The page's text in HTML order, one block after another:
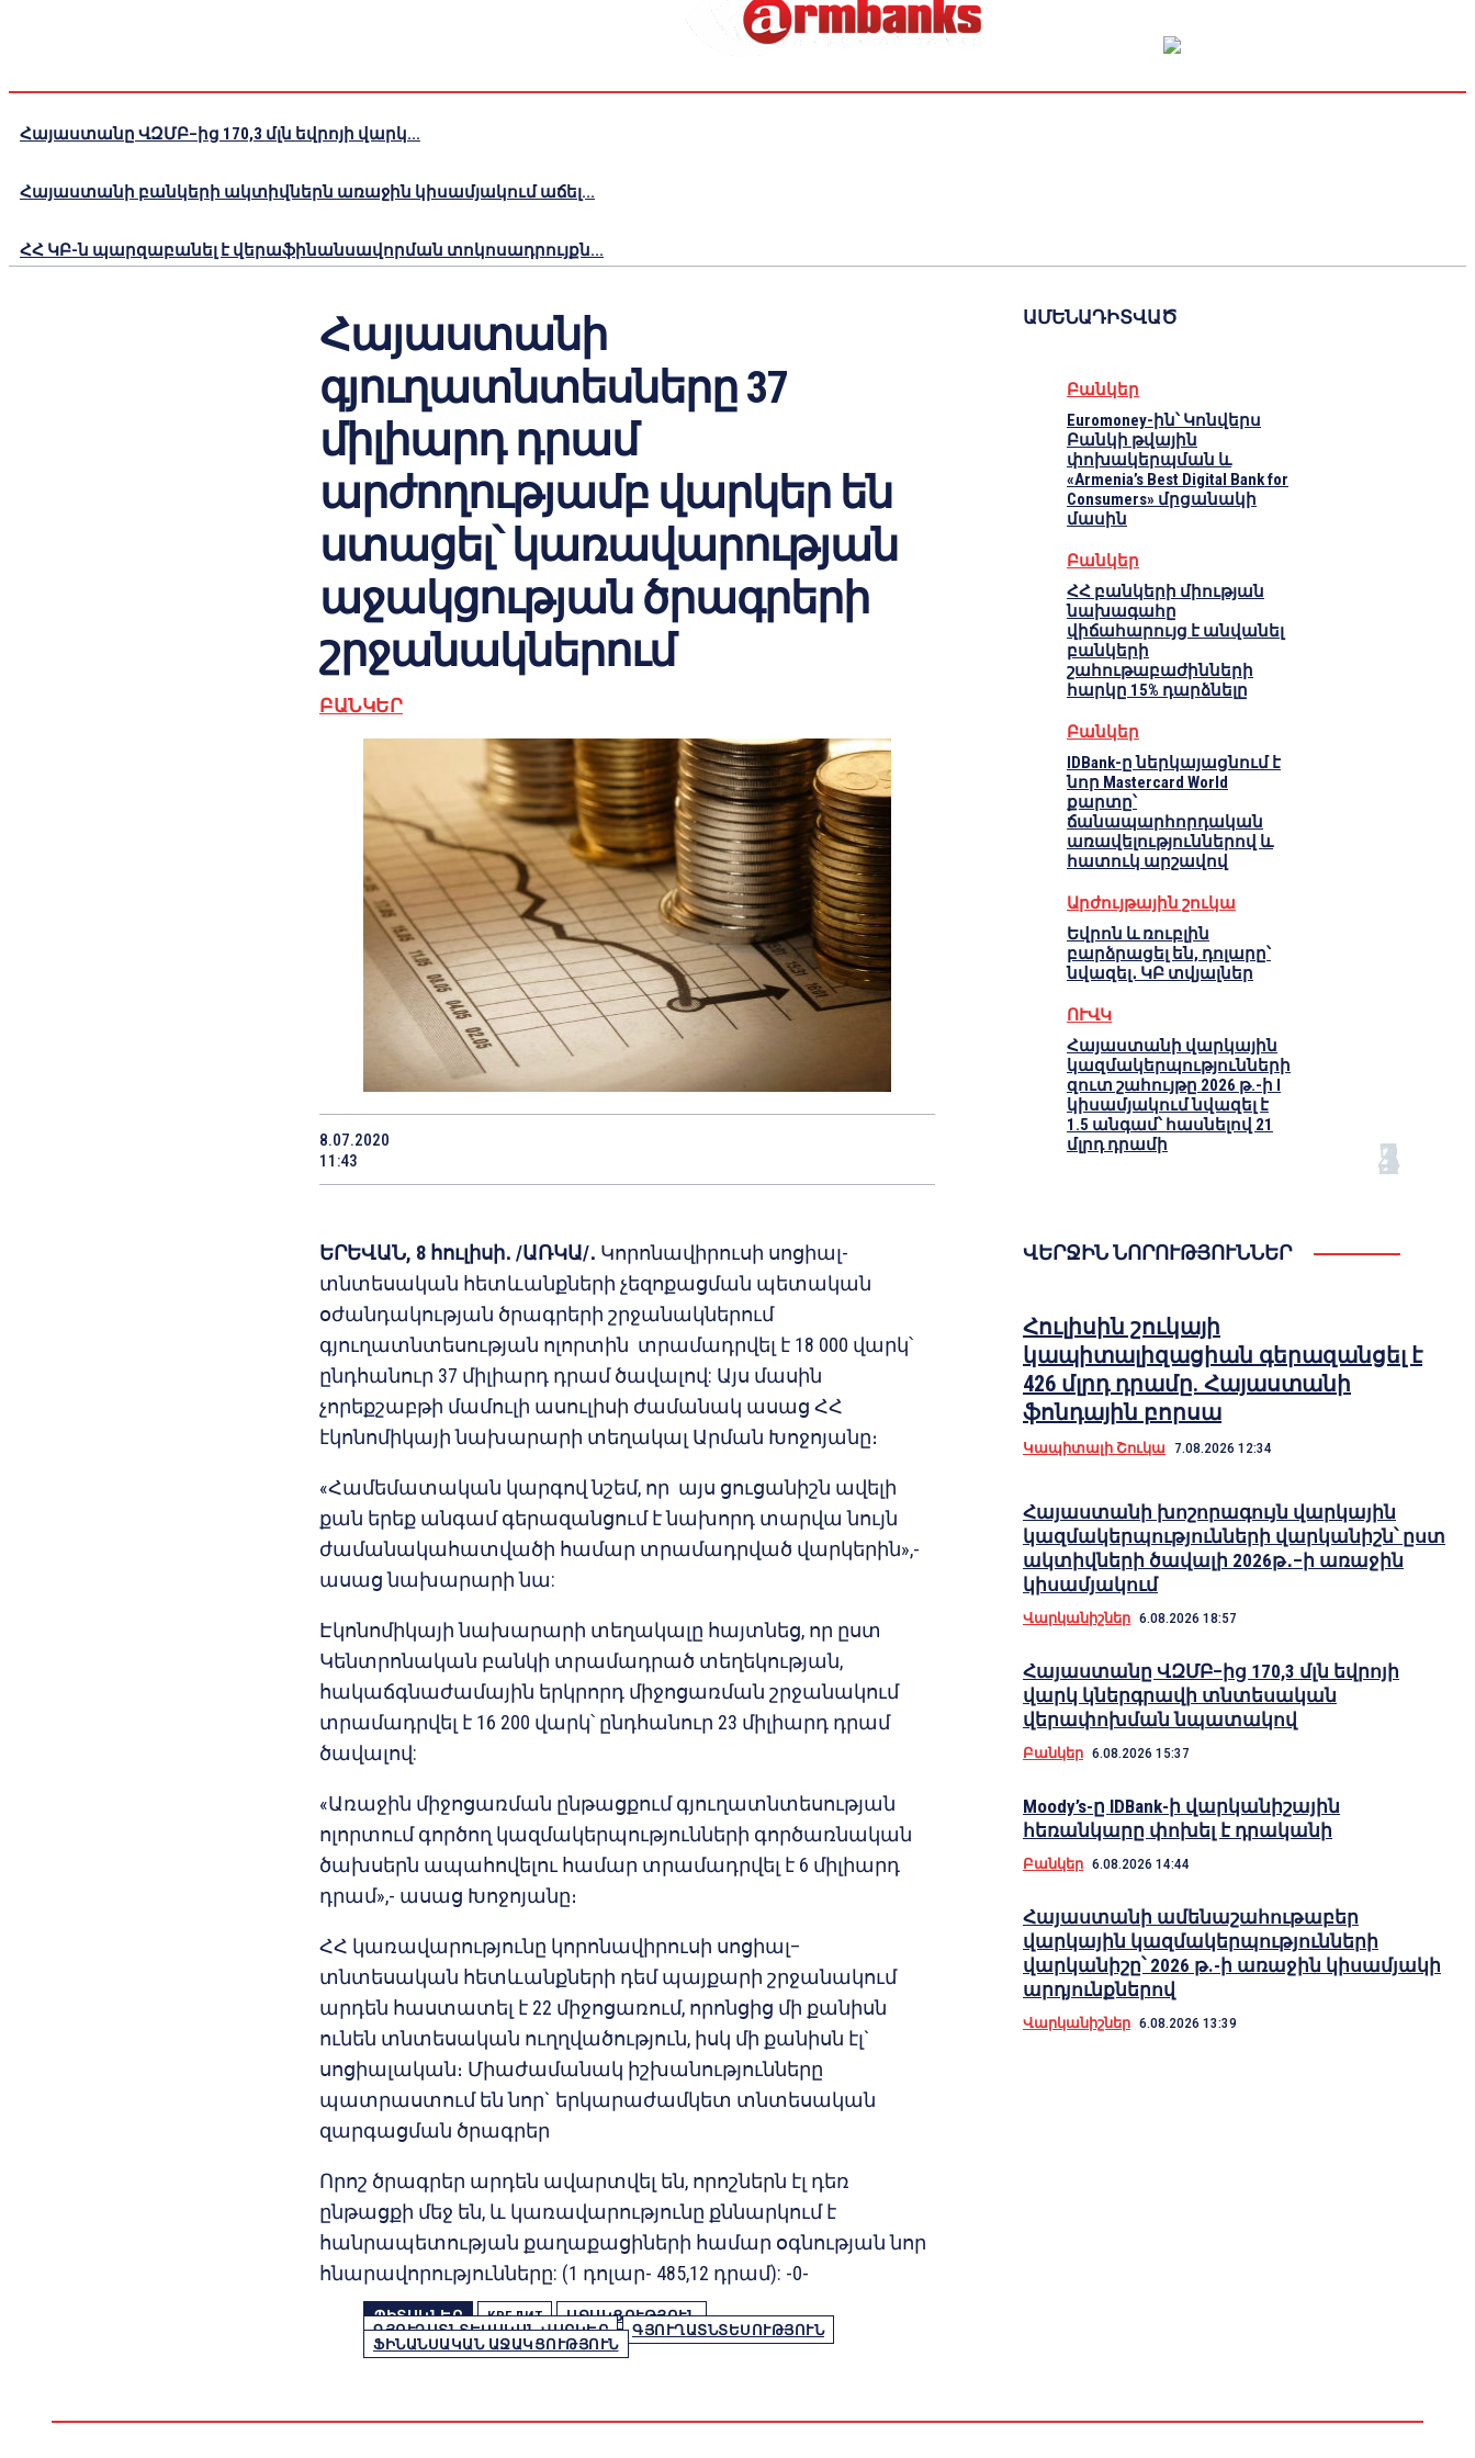
Հայաստանը ՎԶՄԲ–ից 170,3 մլն եվրոյի վարկ...
Հայաստանի բանկերի ակտիվներն առաջին կիսամյակում աճել...
ՀՀ ԿԲ-ն պարզաբանել է վերաֆինանսավորման տոկոսադրույքն...
Հայաստանի
գյուղատնտեսները 37
միլիարդ դրամ
արժողությամբ վարկեր են
ստացել՝ կառավարության
աջակցության ծրագրերի
շրջանակներում
ԲԱՆԿԵՐ
8.07.2020
11:43
ԵՐԵՎԱՆ, 8 հուլիսի․ /ԱՌԿԱ/․ Կորոնավիրուսի սոցիալ-
տնտեսական հետևանքների չեզոքացման պետական
օժանդակության ծրագրերի շրջանակներում
գյուղատնտեսության ոլորտին տրամադրվել է 18 000 վարկ՝
ընդհանուր 37 միլիարդ դրամ ծավալով: Այս մասին
չորեքշաբթի մամուլի ասուլիսի ժամանակ ասաց ՀՀ
էկոնոմիկայի նախարարի տեղակալ Արման Խոջոյանը։
«Համեմատական կարգով նշեմ, որ այս ցուցանիշն ավելի
քան երեք անգամ գերազանցում է նախորդ տարվա նույն
ժամանակահատվածի համար տրամադրված վարկերին»,-
ասաց նախարարի նա:
Էկոնոմիկայի նախարարի տեղակալը հայտնեց, որ ըստ
Կենտրոնական բանկի տրամադրած տեղեկության,
հակաճգնաժամային երկրորդ միջոցառման շրջանակում
տրամադրվել է 16 200 վարկ՝ ընդհանուր 23 միլիարդ դրամ
ծավալով:
«Առաջին միջոցառման ընթացքում գյուղատնտեսության
ոլորտում գործող կազմակերպությունների գործառնական
ծախսերն ապահովելու համար տրամադրվել է 6 միլիարդ
դրամ»,- ասաց Խոջոյանը։
ՀՀ կառավարությունը կորոնավիրուսի սոցիալ–
տնտեսական հետևանքների դեմ պայքարի շրջանակում
արդեն հաստատել է 22 միջոցառում, որոնցից մի քանիսն
ունեն տնտեսական ուղղվածություն, իսկ մի քանիսն էլ`
սոցիալական։ Միաժամանակ իշխանությունները
պատրաստում են նոր` երկարաժամկետ տնտեսական
զարգացման ծրագրեր
Որոշ ծրագրեր արդեն ավարտվել են, որոշներն էլ դեռ
ընթացքի մեջ են, և կառավարությունը քննարկում է
հանրապետության քաղաքացիների համար օգնության նոր
հնարավորությունները: (1 դոլար- 485,12 դրամ): -0-
ՊԻՏԱԿՆԵՐ КРЕДИТ
ԱՋԱԿՑՈՒԹՅՈՒՆ
ԳՅՈՒՂԱՏՆՏԵՍԱԿԱՆ ՎԱՐԿԵՐ
ԳՅՈՒՂԱՏՆՏԵՍՈՒԹՅՈՒՆ
ՖԻՆԱՆՍԱԿԱՆ ԱՋԱԿՑՈՒԹՅՈՒՆ
ԱՄԵՆԱԴԻՏՎԱԾ
Բանկեր
Euromoney-ին՝ Կոնվերս
Բանկի թվային
փոխակերպման և
«Armenia’s Best Digital Bank for
Consumers» մրցանակի
մասին
Բանկեր
ՀՀ բանկերի միության
նախագահը
վիճահարույց է անվանել
բանկերի
շահութաբաժինների
հարկը 15% դարձնելը
Բանկեր
IDBank-ը ներկայացնում է
նոր Mastercard World
քարտը՝
ճանապարհորդական
առավելություններով և
հատուկ արշավով
Արժույթային շուկա
Եվրոն և ռուբլին
բարձրացել են, դոլարը՝
նվազել․ ԿԲ տվյալներ
ՈՒՎԿ
Հայաստանի վարկային
կազմակերպությունների
զուտ շահույթը 2026 թ.-ի I
կիսամյակում նվազել է
1.5 անգամ՝ հասնելով 21
մլրդ դրամի
ՎԵՐՋԻՆ ՆՈՐՈՒԹՅՈՒՆՆԵՐ
Հուլիսին շուկայի
կապիտալիզացիան գերազանցել է
426 մլրդ դրամը. Հայաստանի
ֆոնդային բորսա
Կապիտալի Շուկա 7.08.2026 12:34
Հայաստանի խոշորագույն վարկային
կազմակերպությունների վարկանիշն՝ ըստ
ակտիվների ծավալի 2026թ․–ի առաջին
կիսամյակում
Վարկանիշներ 6.08.2026 18:57
Հայաստանը ՎԶՄԲ–ից 170,3 մլն եվրոյի
վարկ կներգրավի տնտեսական
վերափոխման նպատակով
Բանկեր 6.08.2026 15:37
Moody’s-ը IDBank-ի վարկանիշային
հեռանկարը փոխել է դրականի
Բանկեր 6.08.2026 14:44
Հայաստանի ամենաշահութաբեր
վարկային կազմակերպությունների
վարկանիշը՝ 2026 թ.-ի առաջին կիսամյակի
արդյունքներով
Վարկանիշներ 6.08.2026 13:39